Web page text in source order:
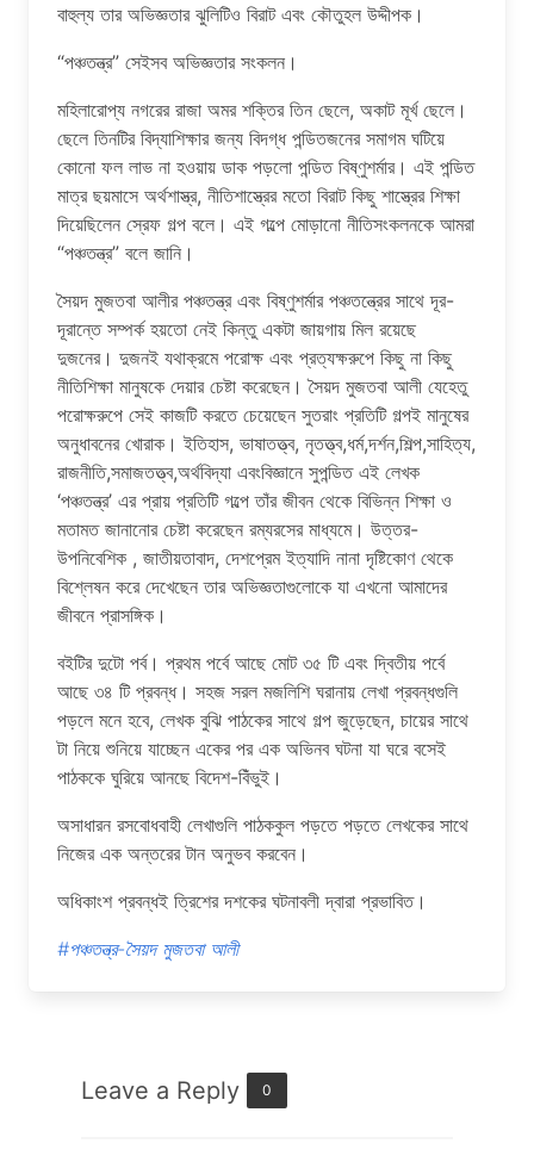
বাহুল্য তার অভিজ্ঞতার ঝুলিটিও বিরাট এবং কৌতুহল উদ্দীপক।
“পঞ্চতন্ত্র” সেইসব অভিজ্ঞতার সংকলন।
মহিলারোপ্য নগরের রাজা অমর শক্তির তিন ছেলে, অকাট মূর্খ ছেলে।
ছেলে তিনটির বিদ্যাশিক্ষার জন্য বিদগ্ধ পন্ডিতজনের সমাগম ঘটিয়ে
কোনো ফল লাভ না হওয়ায় ডাক পড়লো পন্ডিত বিষ্ণুশর্মার। এই পন্ডিত
মাত্র ছয়মাসে অর্থশাস্ত্র, নীতিশাস্ত্রের মতো বিরাট কিছু শাস্ত্রের শিক্ষা
দিয়েছিলেন স্রেফ গল্প বলে। এই গল্পে মোড়ানো নীতিসংকলনকে আমরা
“পঞ্চতন্ত্র” বলে জানি।
সৈয়দ মুজতবা আলীর পঞ্চতন্ত্র এবং বিষ্ণুশর্মার পঞ্চতন্ত্রের সাথে দূর-
দূরান্তে সম্পর্ক হয়তো নেই কিন্তু একটা জায়গায় মিল রয়েছে
দুজনের। দুজনই যথাক্রমে পরোক্ষ এবং প্রত্যক্ষরুপে কিছু না কিছু
নীতিশিক্ষা মানুষকে দেয়ার চেষ্টা করেছেন। সৈয়দ মুজতবা আলী যেহেতু
পরোক্ষরুপে সেই কাজটি করতে চেয়েছেন সুতরাং প্রতিটি গল্পই মানুষের
অনুধাবনের খোরাক। ইতিহাস, ভাষাতত্ত্ব, নৃতত্ত্ব,ধর্ম,দর্শন,শিল্প,সাহিত্য,
রাজনীতি,সমাজতত্ত্ব,অর্থবিদ্যা এবংবিজ্ঞানে সুপন্ডিত এই লেখক
‘পঞ্চতন্ত্র’ এর প্রায় প্রতিটি গল্পে তাঁর জীবন থেকে বিভিন্ন শিক্ষা ও
মতামত জানানোর চেষ্টা করেছেন রম্যরসের মাধ্যমে। উত্তর-
উপনিবেশিক , জাতীয়তাবাদ, দেশপ্রেম ইত্যাদি নানা দৃষ্টিকোণ থেকে
বিশ্লেষন করে দেখেছেন তার অভিজ্ঞতাগুলোকে যা এখনো আমাদের
জীবনে প্রাসঙ্গিক।
বইটির দুটো পর্ব। প্রথম পর্বে আছে মোট ৩৫ টি এবং দ্বিতীয় পর্বে
আছে ৩৪ টি প্রবন্ধ। সহজ সরল মজলিশি ঘরানায় লেখা প্রবন্ধগুলি
পড়লে মনে হবে, লেখক বুঝি পাঠকের সাথে গল্প জুড়েছেন, চায়ের সাথে
টা নিয়ে শুনিয়ে যাচ্ছেন একের পর এক অভিনব ঘটনা যা ঘরে বসেই
পাঠককে ঘুরিয়ে আনছে বিদেশ-বিঁভুই।
অসাধারন রসবোধবাহী লেখাগুলি পাঠককুল পড়তে পড়তে লেখকের সাথে
নিজের এক অন্তরের টান অনুভব করবেন।
অধিকাংশ প্রবন্ধই ত্রিশের দশকের ঘটনাবলী দ্বারা প্রভাবিত।
#পঞ্চতন্ত্র-সৈয়দ মুজতবা আলী
Leave a Reply 0